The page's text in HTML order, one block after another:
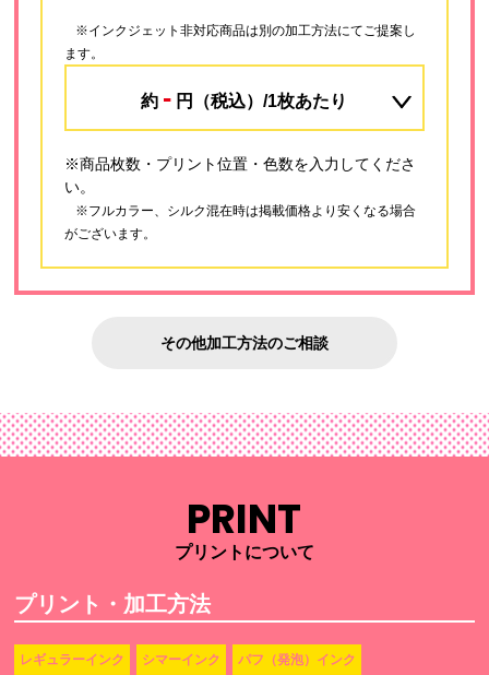
※インクジェット非対応商品は別の加工方法にてご提案し
ます。
約 - 円（税込）/1枚あたり
※商品枚数・プリント位置・色数を入力してくださ
い。
※フルカラー、シルク混在時は掲載価格より安くなる場合
がございます。
その他加工方法のご相談
PRINT
プリントについて
プリント・加工方法
レギュラーインク シマーインク パフ（発泡）インク